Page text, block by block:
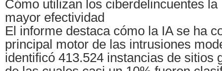
Cómo utilizan los ciberdelincuentes la
mayor efectividad
El informe destaca cómo la IA se ha
principal motor de las intrusiones
identificó 413.524 instancias de sitios